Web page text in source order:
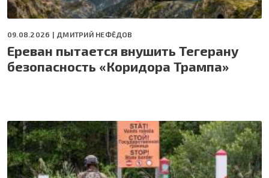
09.08.2026 | ДМИТРИЙ НЕФЁДОВ
Ереван пытается внушить Тегерану
безопасность «Коридора Трампа»